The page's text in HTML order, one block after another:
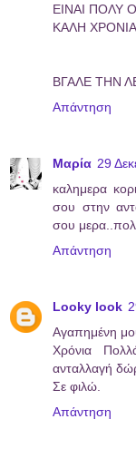
ΕΙΝΑΙ
ΚΑΛΗ
ΒΓΑΛΕ ΤΗΝ
Απάντηση
Μαρία 29
καλημερα
σου στην
σου
Απάντηση
Looky look
Αγαπημένη
Χρόνια
ανταλλαγή
Σε φιλώ.
Απάντηση